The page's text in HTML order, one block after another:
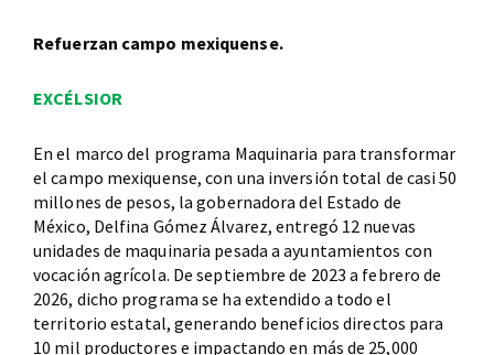
Refuerzan campo mexiquense.
EXCÉLSIOR
En el marco del programa Maquinaria para transformar
el campo mexiquense, con una inversión total de casi 50
millones de pesos, la gobernadora del Estado de
México, Delfina Gómez Álvarez, entregó 12 nuevas
unidades de maquinaria pesada a ayuntamientos con
vocación agrícola. De septiembre de 2023 a febrero de
2026, dicho programa se ha extendido a todo el
territorio estatal, generando beneficios directos para
10 mil productores e impactando en más de 25,000